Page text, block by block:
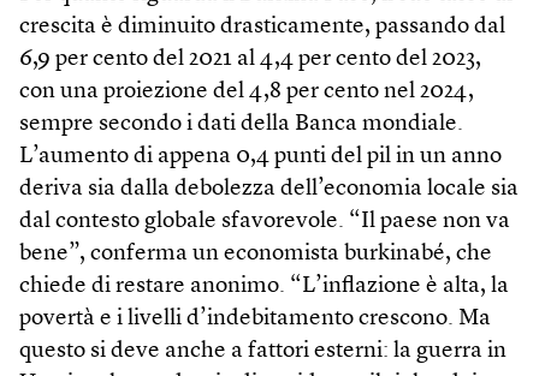
crescita è diminuito drasticamente, passando dal
6,9 per cento del 2021 al 4,4 per cento del 2023,
con una proiezione del 4,8 per cento nel 2024,
sempre secondo i dati della Banca mondiale.
L’aumento di appena 0,4 punti del pil in un anno
deriva sia dalla debolezza dell’economia locale sia
dal contesto globale sfavorevole. “Il paese non va
bene”, conferma un economista burkinabé, che
chiede di restare anonimo. “L’inflazione è alta, la
povertà e i livelli d’indebitamento crescono. Ma
questo si deve anche a fattori esterni: la guerra in